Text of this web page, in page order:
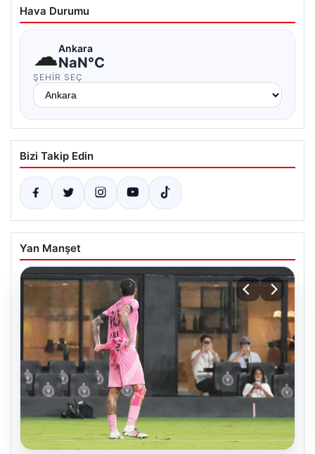
Hava Durumu
☁Ankara
NaN°C
ŞEHIR SEÇ
Bizi Takip Edin
Yan Manşet